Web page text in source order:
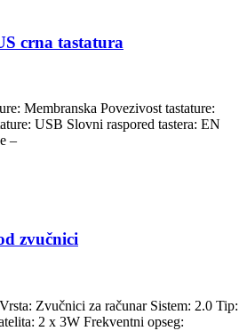
crna tastatura
Membranska Povezivost tastature:
USB Slovni raspored tastera: EN
–
zvučnici
Zvučnici za računar Sistem: 2.0 Tip:
2 x 3W Frekventni opseg: